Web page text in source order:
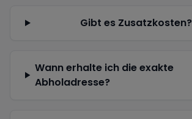
Gibt es Zusatzkosten?
Wann erhalte ich die exakte
Abholadresse?